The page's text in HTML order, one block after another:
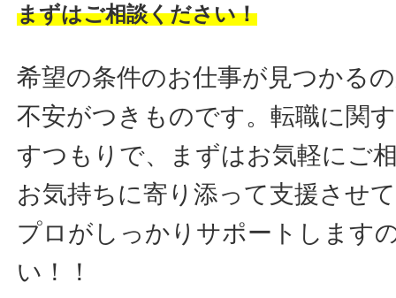
まずはご相談ください！
希望の条件のお仕事が見つかる
不安がつきものです。転職に関
すつもりで、まずはお気軽にご
お気持ちに寄り添って支援させ
プロがしっかりサポートします
い！！